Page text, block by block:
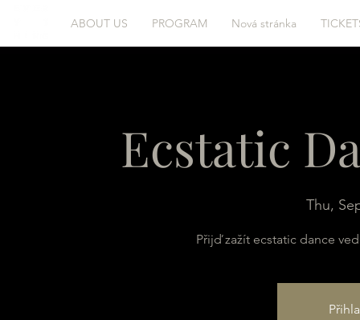
ABOUT US PROGRAM Nová stránka
Ecstatic
Thu,
Přijď zažít ecstatic dance